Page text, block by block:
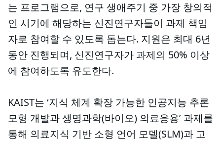
는 프로그램으로, 연구 생애주기 중 가장 창의적
인 시기에 해당하는 신진연구자들이 과제 책임
자로 참여할 수 있도록 돕는다. 지원은 최대 6년
동안 진행되며, 신진연구자가 과제의 50% 이상
에 참여하도록 유도한다.
KAIST는 ‘지식 체계 확장 가능한 인공지능 추론
모형 개발과 생명과학(바이오) 의료응용’ 과제를
통해 의료지식 기반 소형 언어 모델(SLM)과 고